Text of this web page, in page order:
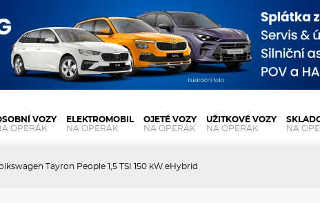
VOZY
OPERÁK
ELEKTROMOBIL
NA OPERÁK
OJETÉ VOZY
NA OPERÁK
UŽITKOVÉ VOZY
NA OPERÁK
NA
Tayron People 1,5 TSI 150 kW eHybrid